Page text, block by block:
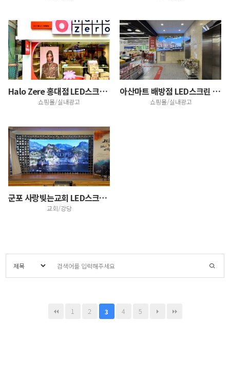
Halo Zere 홍대점 LED스크린 설치
쇼핑몰/실내광고
아산마트 배방점 LED스크린 설치
쇼핑몰/실내광고
군포 사랑빚는교회 LED스크린설치
교회/강당
1 2 3 4 5